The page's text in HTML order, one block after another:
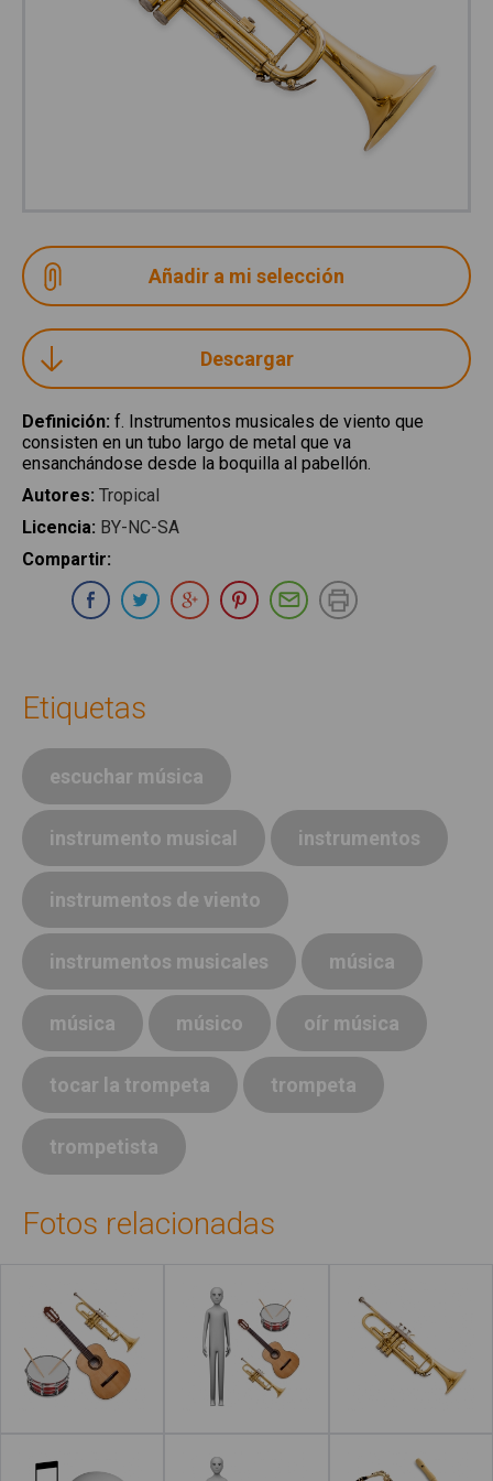
Descargar
Definición: f. Instrumentos musicales de viento que
consisten en un tubo largo de metal que va
ensanchándose desde la boquilla al pabellón.
Autores: Tropical
Licencia: BY-NC-SA
Compartir:
Compartir en Whatsapp
Compartir en Facebook
Compartir en Twitter
Compartir en Google Plus
Compartir en Pinterest
Compartir por E-
Etiquetas
escuchar música
instrumento musical instrumentos
instrumentos de viento
instrumentos musicales música
música músico oír música
tocar la trompeta trompeta
trompetista
Fotos relacionadas